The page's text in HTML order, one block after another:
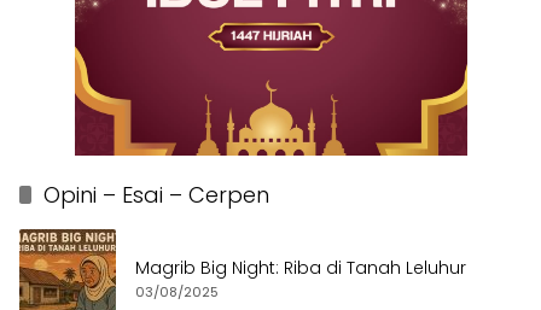
Opini – Esai – Cerpen
Magrib Big Night: Riba di Tanah Leluhur
03/08/2025